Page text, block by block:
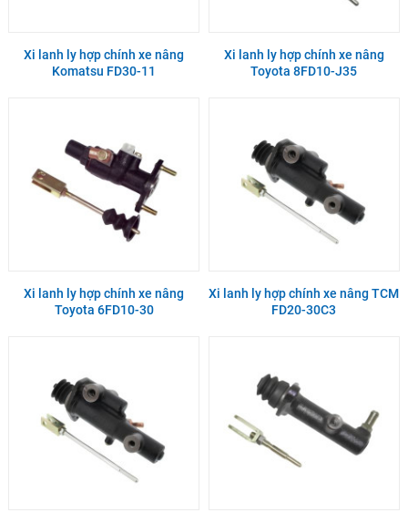
Xi lanh ly hợp chính xe nâng
Komatsu FD30-11
Xi lanh ly hợp chính xe nâng
Toyota 8FD10-J35
Xi lanh ly hợp chính xe nâng
Toyota 6FD10-30
Xi lanh ly hợp chính xe nâng TCM
FD20-30C3